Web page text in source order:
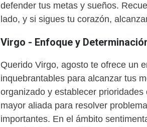
defender tus metas y sueños.
lado, y si sigues tu corazón,
Virgo - Enfoque y
Querido Virgo, agosto te ofrece un
inquebrantables para alcanzar tus
organizado y establecer
mayor aliada para resolver
importantes. En el ámbito